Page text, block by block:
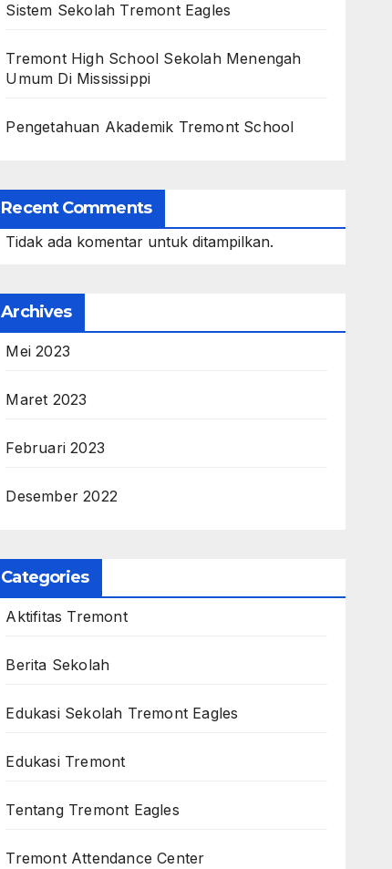
Sistem Sekolah Tremont Eagles
Tremont High School Sekolah Menengah
Umum Di Mississippi
Pengetahuan Akademik Tremont School
Recent Comments
Tidak ada komentar untuk ditampilkan.
Archives
Mei 2023
Maret 2023
Februari 2023
Desember 2022
Categories
Aktifitas Tremont
Berita Sekolah
Edukasi Sekolah Tremont Eagles
Edukasi Tremont
Tentang Tremont Eagles
Tremont Attendance Center